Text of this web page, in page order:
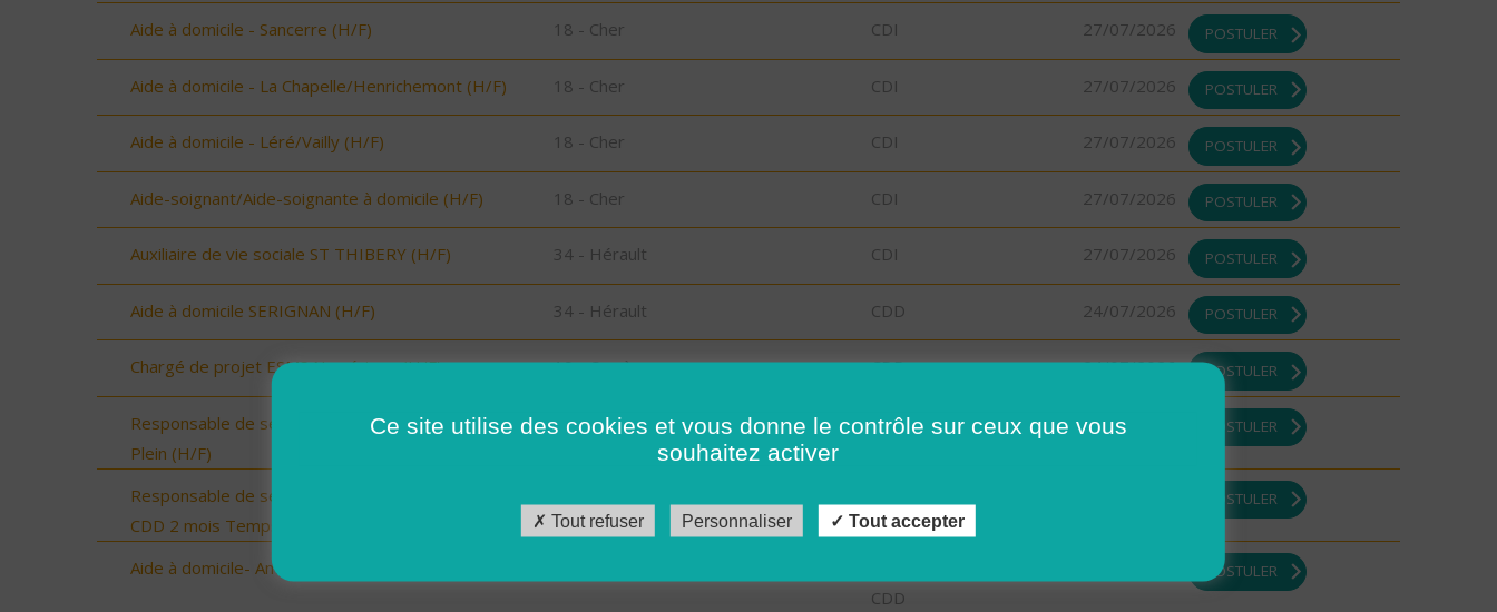
Aide à domicile - Sancerre (H/F) 18 - Cher CDI 27/07/2026 POSTULER
Aide à domicile - La Chapelle/Henrichemont (H/F) 18 - Cher CDI 27/07/2026 POSTULER
Aide à domicile - Léré/Vailly (H/F) 18 - Cher CDI 27/07/2026 POSTULER
Aide-soignant/Aide-soignante à domicile (H/F) 18 - Cher CDI 27/07/2026 POSTULER
Auxiliaire de vie sociale ST THIBERY (H/F) 34 - Hérault CDI 27/07/2026 POSTULER
Aide à domicile SERIGNAN (H/F) 34 - Hérault CDD 24/07/2026 POSTULER
Chargé de projet ESMS Numérique (H/F) 19 - Corrèze CDD 24/07/2026 POSTULER
Responsable de secteur sur Onzain - CDI Temps
Plein (H/F)
41 - Loir-et-Cher CDI 23/07/2026 POSTULER
Responsable de secteur sur Noyers sur Cher -
CDD 2 mois Temps Plein (H/F)
POSTULER
Aide à domicile- Antibes (H/F)
CDD
POSTULER
Ce site utilise des cookies et vous donne le contrôle sur ceux que vous
souhaitez activer
Tout refuser Personnaliser Tout accepter